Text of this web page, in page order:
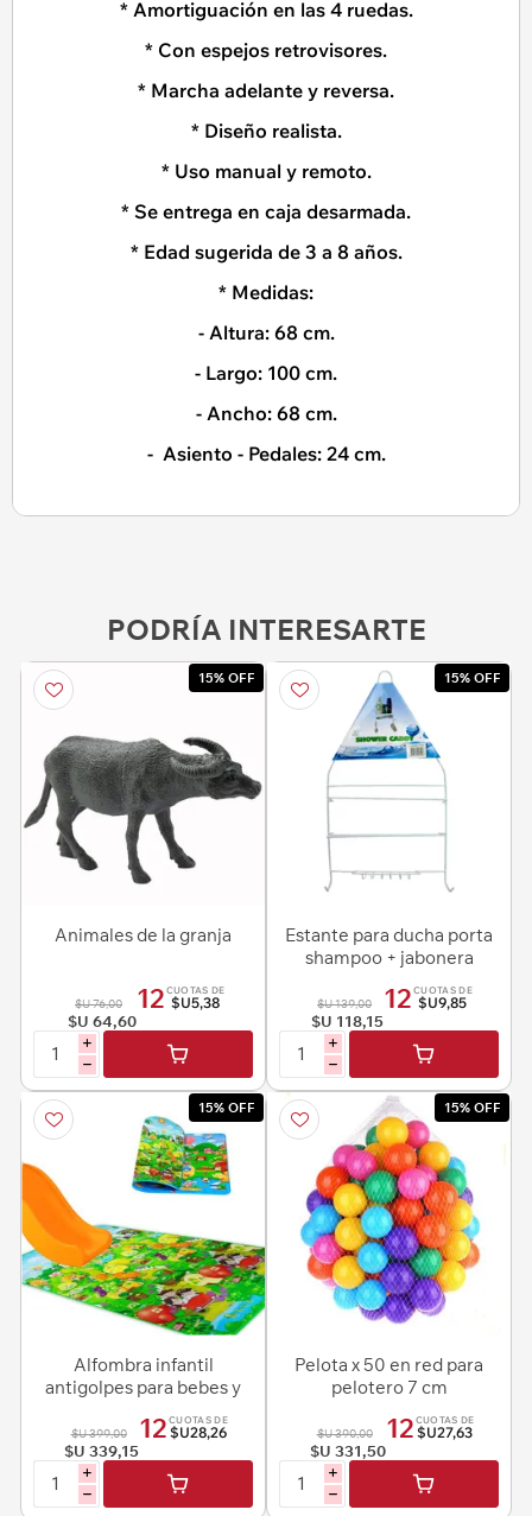
* Amortiguación en las 4 ruedas.
* Con espejos retrovisores.
* Marcha adelante y reversa.
* Diseño realista.
* Uso manual y remoto.
* Se entrega en caja desarmada.
* Edad sugerida de 3 a 8 años.
* Medidas:
- Altura: 68 cm.
- Largo: 100 cm.
- Ancho: 68 cm.
- Asiento - Pedales: 24 cm.
PODRÍA INTERESARTE
15% OFF
Animales de la granja
$U 76,00
$U 64,60
12 CUOTAS DE
$U5,38
i
h
15% OFF
Estante para ducha porta
shampoo + jabonera
$U 139,00
$U 118,15
12 CUOTAS DE
$U9,85
i
h
15% OFF
Alfombra infantil
antigolpes para bebes y
$U 399,00
$U 339,15
12 CUOTAS DE
$U28,26
i
h
15% OFF
Pelota x 50 en red para
pelotero 7 cm
$U 390,00
$U 331,50
12 CUOTAS DE
$U27,63
i
h